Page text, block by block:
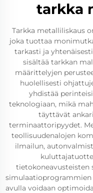
tarkka
Tarkka metalliliskaus
joka tuottaa
tarkasti ja
sisältää tarkkan
määrittelyjen
huolellisesti
yhdistää
teknologiaan, mikä
täyttävät
terminaattoripyydet.
teollisuudenalojen
ilmailun,
tietokoneavusteisten
avulla voidaan